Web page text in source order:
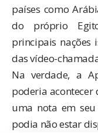
países como
do próprio
principais
das vídeo-
Na verdade, a
poderia acontecer
uma nota em
podia não estar